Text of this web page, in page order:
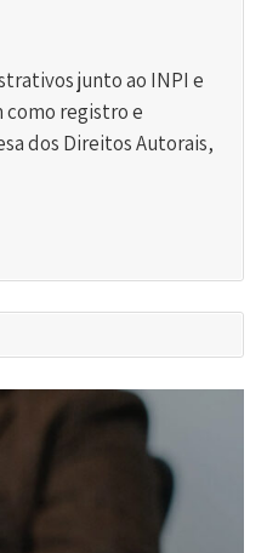
junto ao INPI e
como registro e
dos Direitos Autorais,